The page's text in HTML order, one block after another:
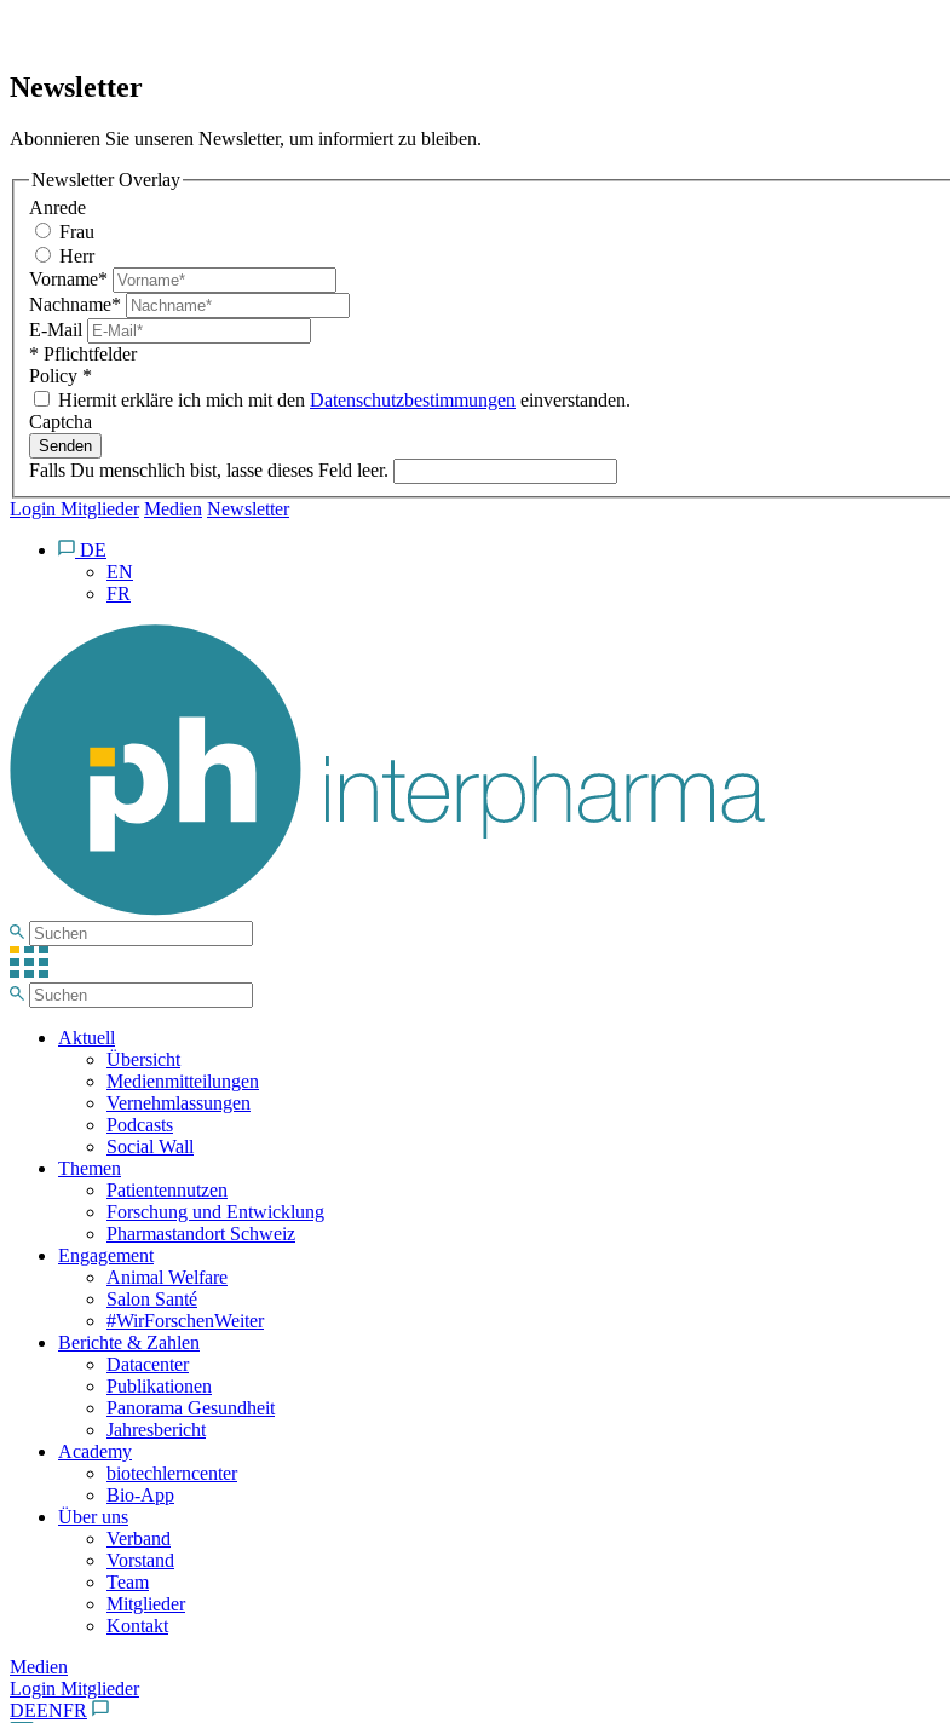
Newsletter
Abonnieren Sie unseren Newsletter, um informiert zu bleiben.
Newsletter Overlay
Anrede
Frau
Herr
Vorname*
Nachname*
E-Mail
* Pflichtfelder
Policy *
Hiermit erkläre ich mich mit den Datenschutzbestimmungen einverstanden.
Captcha
Senden
Falls Du menschlich bist, lasse dieses Feld leer.
Login Mitglieder Medien Newsletter
DE
EN
FR
Aktuell
Übersicht
Medienmitteilungen
Vernehmlassungen
Podcasts
Social Wall
Themen
Patientennutzen
Forschung und Entwicklung
Pharmastandort Schweiz
Engagement
Animal Welfare
Salon Santé
#WirForschenWeiter
Berichte & Zahlen
Datacenter
Publikationen
Panorama Gesundheit
Jahresbericht
Academy
biotechlerncenter
Bio-App
Über uns
Verband
Vorstand
Team
Mitglieder
Kontakt
Medien
Login Mitglieder
DEENFR